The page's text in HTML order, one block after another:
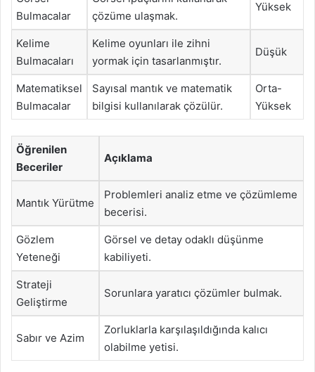
Bulmacalar
çözüme ulaşmak.
Yüksek
Kelime
Bulmacaları
Kelime oyunları ile zihni
yormak için tasarlanmıştır.
Düşük
Matematiksel
Bulmacalar
Sayısal mantık ve matematik
bilgisi kullanılarak çözülür.
Orta-
Yüksek
Öğrenilen
Beceriler
Açıklama
Mantık Yürütme
Problemleri analiz etme ve çözümleme
becerisi.
Gözlem
Yeteneği
Görsel ve detay odaklı düşünme
kabiliyeti.
Strateji
Geliştirme
Sorunlara yaratıcı çözümler bulmak.
Sabır ve Azim
Zorluklarla karşılaşıldığında kalıcı
olabilme yetisi.